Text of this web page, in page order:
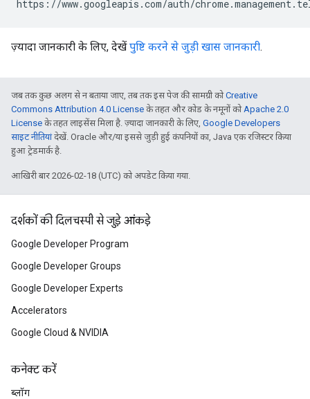
ज़्यादा जानकारी के लिए, देखेंपुष्टि करने से जुड़ी खास जानकारी.
जब तक कुछ अलग से न बताया जाए, तब तक इस पेज की सामग्री कोCreative
Commons Attribution 4.0 License के तहत और कोड के नमूनों कोApache 2.0
License के तहत लाइसेंस मिला है. ज़्यादा जानकारी के लिए, Google Developers
साइट नीतियांदेखें. Oracle और/या इससे जुड़ी हुई कंपनियों का, Java एक रजिस्टर किया
हुआ ट्रेडमार्क है.
आखिरी बार 2026-02-18 (UTC) को अपडेट किया गया.
दर्शकों की दिलचस्पी से जुड़े आंकड़े
Google Developer Program
Google Developer Groups
Google Developer Experts
Accelerators
Google Cloud & NVIDIA
कनेक्ट करें
ब्लॉग